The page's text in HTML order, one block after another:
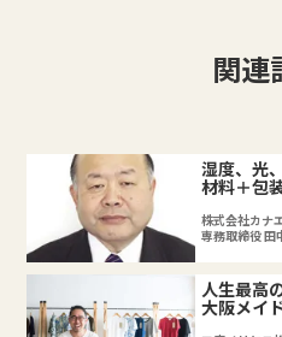
関連
湿度、光
材料＋包
株式会社カナ
専務取締役 田
人生最高
大阪メイ